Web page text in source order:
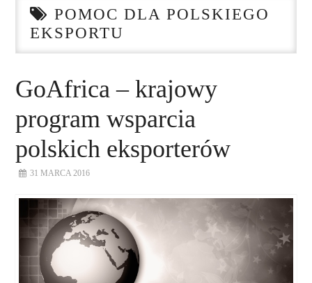
O NAS
DORADZTWO
PLAN ROZWOJU EKSPORTU
PROEXIO
KONTAKT
POMOC DLA POLSKIEGO
EKSPORTU
GoAfrica – krajowy
program wsparcia
polskich eksporterów
31 MARCA 2016